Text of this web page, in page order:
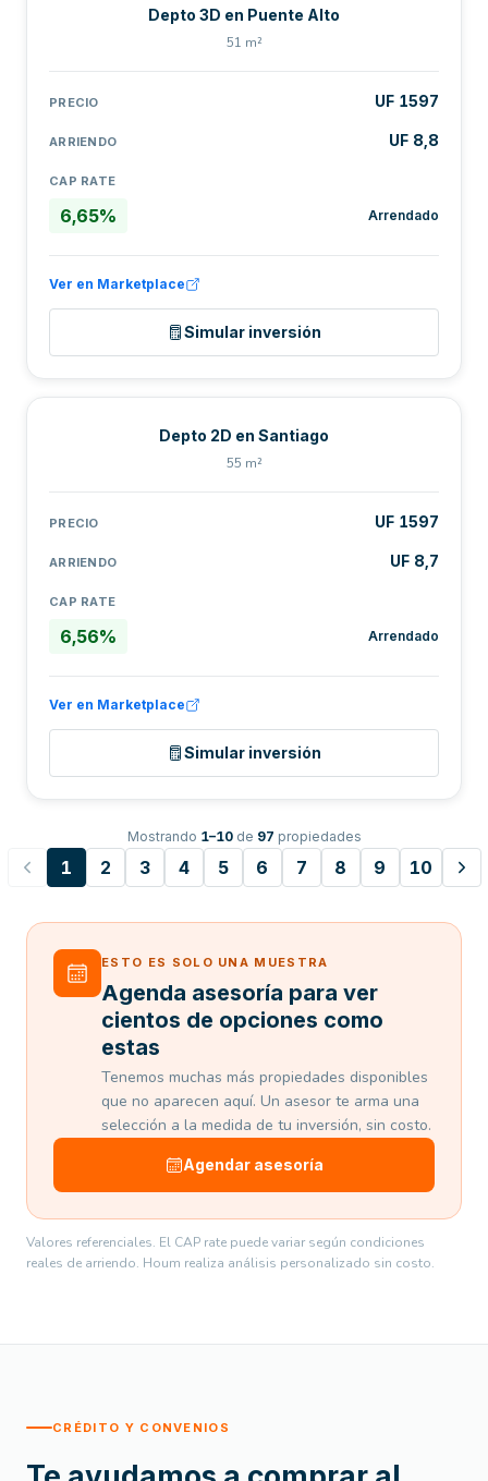
Depto 3D en Puente Alto
51 m²
PRECIO UF 1597
ARRIENDO UF 8,8
CAP RATE
6,65% Arrendado
Ver en Marketplace
Simular inversión
Depto 2D en Santiago
55 m²
PRECIO UF 1597
ARRIENDO UF 8,7
CAP RATE
6,56% Arrendado
Ver en Marketplace
Simular inversión
Mostrando 1–10 de 97 propiedades
1 2 3 4 5 6 7 8 9 10
ESTO ES SOLO UNA MUESTRA
Agenda asesoría para ver
cientos de opciones como
estas
Tenemos muchas más propiedades disponibles
que no aparecen aquí. Un asesor te arma una
selección a la medida de tu inversión, sin costo.
Agendar asesoría
Valores referenciales. El CAP rate puede variar según condiciones
reales de arriendo. Houm realiza análisis personalizado sin costo.
CRÉDITO Y CONVENIOS